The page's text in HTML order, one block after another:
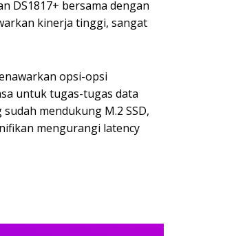
DS1817+ bersama dengan
kinerja tinggi, sangat
opsi-opsi
untuk tugas-tugas data
mendukung M.2 SSD,
mengurangi latency